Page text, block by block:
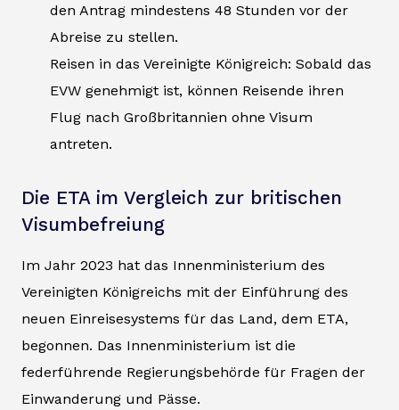
den Antrag mindestens 48 Stunden vor der
Abreise zu stellen.
Reisen in das Vereinigte Königreich: Sobald das
EVW genehmigt ist, können Reisende ihren
Flug nach Großbritannien ohne Visum
antreten.
Die ETA im Vergleich zur britischen
Visumbefreiung
Im Jahr 2023 hat das Innenministerium des
Vereinigten Königreichs mit der Einführung des
neuen Einreisesystems für das Land, dem ETA,
begonnen. Das Innenministerium ist die
federführende Regierungsbehörde für Fragen der
Einwanderung und Pässe.